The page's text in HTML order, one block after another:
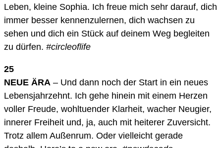
Leben, kleine Sophia. Ich freue mich sehr darauf, dich
immer besser kennenzulernen, dich wachsen zu
sehen und dich ein Stück auf deinem Weg begleiten
zu dürfen. #circleoflife
25
NEUE ÄRA – Und dann noch der Start in ein neues
Lebensjahrzehnt. Ich gehe hinein mit einem Herzen
voller Freude, wohltuender Klarheit, wacher Neugier,
innerer Freiheit und, ja, auch mit heiterer Zuversicht.
Trotz allem Außenrum. Oder vielleicht gerade